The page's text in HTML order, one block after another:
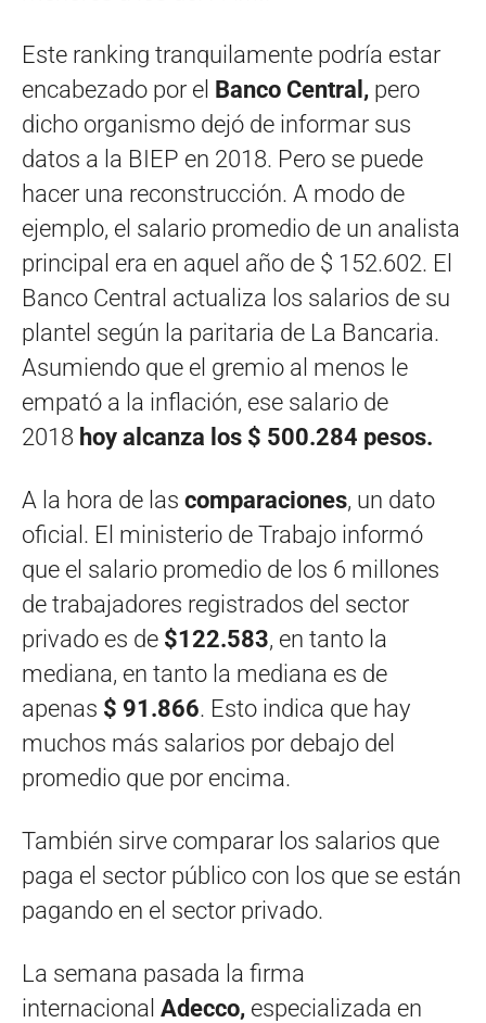
Este ranking tranquilamente podría estar
encabezado por el Banco Central, pero
dicho organismo dejó de informar sus
datos a la BIEP en 2018. Pero se puede
hacer una reconstrucción. A modo de
ejemplo, el salario promedio de un analista
principal era en aquel año de $ 152.602. El
Banco Central actualiza los salarios de su
plantel según la paritaria de La Bancaria.
Asumiendo que el gremio al menos le
empató a la inflación, ese salario de
2018 hoy alcanza los $ 500.284 pesos.
A la hora de las comparaciones, un dato
oficial. El ministerio de Trabajo informó
que el salario promedio de los 6 millones
de trabajadores registrados del sector
privado es de $122.583, en tanto la
mediana, en tanto la mediana es de
apenas $ 91.866. Esto indica que hay
muchos más salarios por debajo del
promedio que por encima.
También sirve comparar los salarios que
paga el sector público con los que se están
pagando en el sector privado.
La semana pasada la firma
internacional Adecco, especializada en